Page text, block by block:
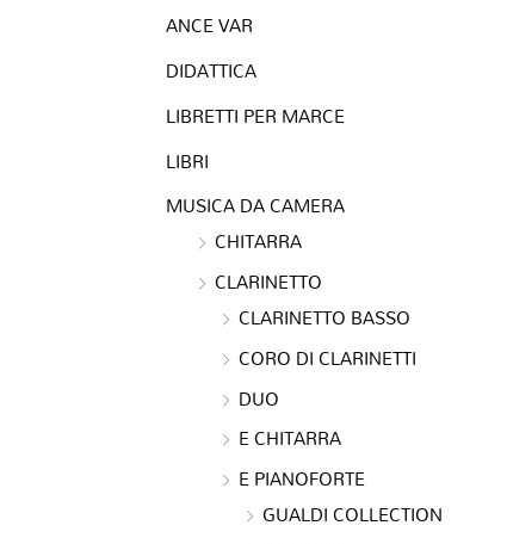
ANCE VAR
DIDATTICA
LIBRETTI PER MARCE
LIBRI
MUSICA DA CAMERA
CHITARRA
CLARINETTO
CLARINETTO BASSO
CORO DI CLARINETTI
DUO
E CHITARRA
E PIANOFORTE
GUALDI COLLECTION